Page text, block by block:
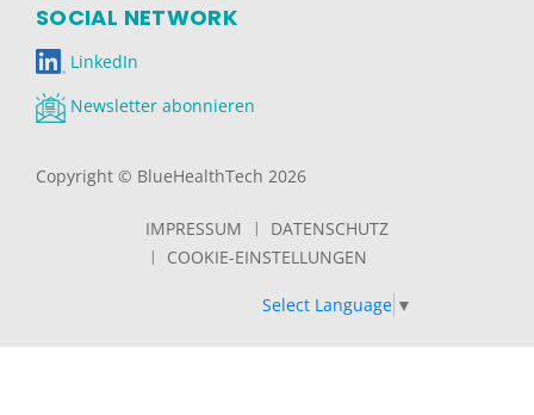
SOCIAL NETWORK
LinkedIn
Newsletter abonnieren
Copyright © BlueHealthTech 2026
IMPRESSUM
DATENSCHUTZ
COOKIE-EINSTELLUNGEN
Select Language ▼